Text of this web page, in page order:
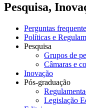
Pesquisa,
Perguntas
Políticas e
Pesquisa
Grupos de
Câmaras e
Inovação
Pós-graduação
Legislação